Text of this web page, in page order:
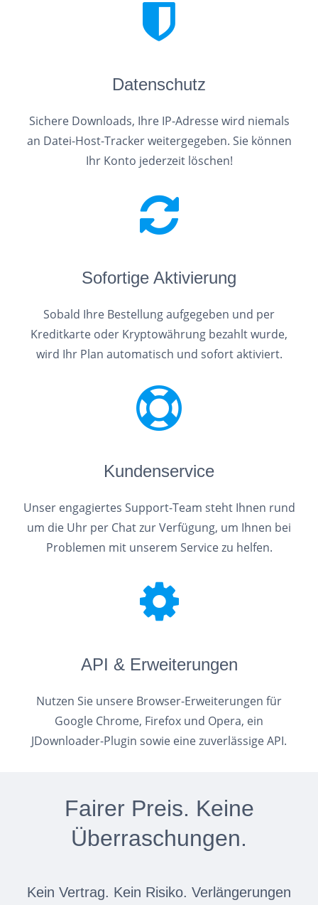
Datenschutz
Sichere Downloads, Ihre IP-Adresse wird niemals
an Datei-Host-Tracker weitergegeben. Sie können
Ihr Konto jederzeit löschen!
Sofortige Aktivierung
Sobald Ihre Bestellung aufgegeben und per
Kreditkarte oder Kryptowährung bezahlt wurde,
wird Ihr Plan automatisch und sofort aktiviert.
Kundenservice
Unser engagiertes Support-Team steht Ihnen rund
um die Uhr per Chat zur Verfügung, um Ihnen bei
Problemen mit unserem Service zu helfen.
API & Erweiterungen
Nutzen Sie unsere Browser-Erweiterungen für
Google Chrome, Firefox und Opera, ein
JDownloader-Plugin sowie eine zuverlässige API.
Fairer Preis. Keine
Überraschungen.
Kein Vertrag. Kein Risiko. Verlängerungen